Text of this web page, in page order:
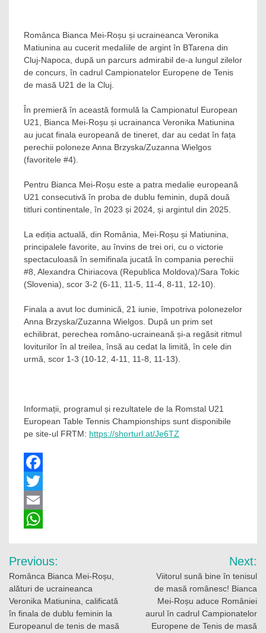
Românca Bianca Mei-Roșu și ucraineanca Veronika
Matiunina au cucerit medaliile de argint în BTarena din
Cluj-Napoca, după un parcurs admirabil de-a lungul zilelor
de concurs, în cadrul Campionatelor Europene de Tenis
de masă U21 de la Cluj.
În premieră în această formulă la Campionatul European
U21, Bianca Mei-Roșu și ucrainanca Veronika Matiunina
au jucat finala europeană de tineret, dar au cedat în fața
perechii poloneze Anna Brzyska/Zuzanna Wielgos
(favoritele #4).
Pentru Bianca Mei-Roșu este a patra medalie europeană
U21 consecutivă în proba de dublu feminin, după două
titluri continentale, în 2023 și 2024, și argintul din 2025.
La ediția actuală, din România, Mei-Roșu și Matiunina,
principalele favorite, au învins de trei ori, cu o victorie
spectaculoasă în semifinala jucată în compania perechii
#8, Alexandra Chiriacova (Republica Moldova)/Sara Tokic
(Slovenia), scor 3-2 (6-11, 11-5, 11-4, 8-11, 12-10).
Finala a avut loc duminică, 21 iunie, împotriva polonezelor
Anna Brzyska/Zuzanna Wielgos. După un prim set
echilibrat, perechea româno-ucraineană și-a regăsit ritmul
loviturilor în al treilea, însă au cedat la limită, în cele din
urmă, scor 1-3 (10-12, 4-11, 11-8, 11-13).
Informații, programul și rezultatele de la Romstal U21
European Table Tennis Championships sunt disponibile
pe site-ul FRTM: https://shorturl.at/Je6TZ
Facebook
Twitter
Email
Navigare
în
articole
Previous:
Românca Bianca Mei-Roșu,
alături de ucraineanca
Veronika Matiunina, calificată
în finala de dublu feminin la
Europeanul de tenis de masă
Next:
Viitorul sună bine în tenisul
de masă românesc! Bianca
Mei-Roșu aduce României
aurul în cadrul Campionatelor
Europene de Tenis de masă